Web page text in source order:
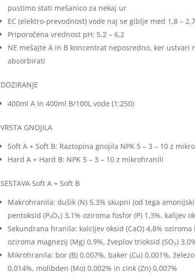
pustimo stati mešanico za nekaj ur
EC (elektro-prevodnost) vode naj se giblje med 1,8 – 2,7
Priporočena vrednost pH: 5,2 – 6,2
NE mešajte A in B koncentrat neposredno, ker
absorbirati
DOZIRANJE
400ml A in 400ml B/100L vode (1:250)
VRSTA GNOJILA
Soft A + Soft B: Raztopina gnojila NPK 5 – 3 – 10 z
Hard A + Hard B: NPK 5 – 3 – 10 z mikrohranili
SESTAVA Soft A + Soft B
Makrohranila: dušik (N) 5,3% skupni (od tega
pentoksid (P₂O₅) 3,1% oziroma fosfor (P) 1,3%, kalijev
Sekundrana hranila: kalcijev oksid (CaO) 4,8%
oziroma magnezij (Mg) 0,9%, žveplov trioksid (SO₃)
Mikrohranila: bor (B) 0,007%, baker (Cu) 0,001%,
0,014%, molibden (Mo) 0,002% in cink (Zn) 0,007%